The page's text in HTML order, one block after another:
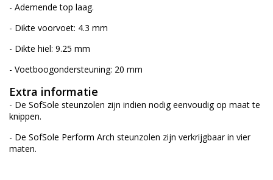
- Ademende top laag.
- Dikte voorvoet: 4.3 mm
- Dikte hiel: 9.25 mm
- Voetboogondersteuning: 20 mm
Extra informatie
- De SofSole steunzolen zijn indien nodig eenvoudig op maat te
knippen.
- De SofSole Perform Arch steunzolen zijn verkrijgbaar in vier
maten.